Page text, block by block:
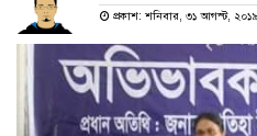
প্রকাশ: শনিবার, ৩১ আগস্ট, ২০১৯